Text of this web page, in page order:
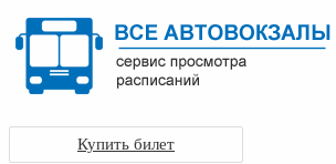
Купить билет